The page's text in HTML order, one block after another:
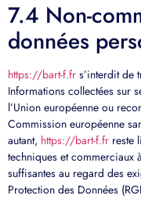
7.4 Non-
données
https://bart-f.fr s’interdit de
Informations collectées sur
l’Union européenne ou
Commission européenne
autant, https://bart-f.fr reste
techniques et commerciaux
suffisantes au regard des
Protection des Données